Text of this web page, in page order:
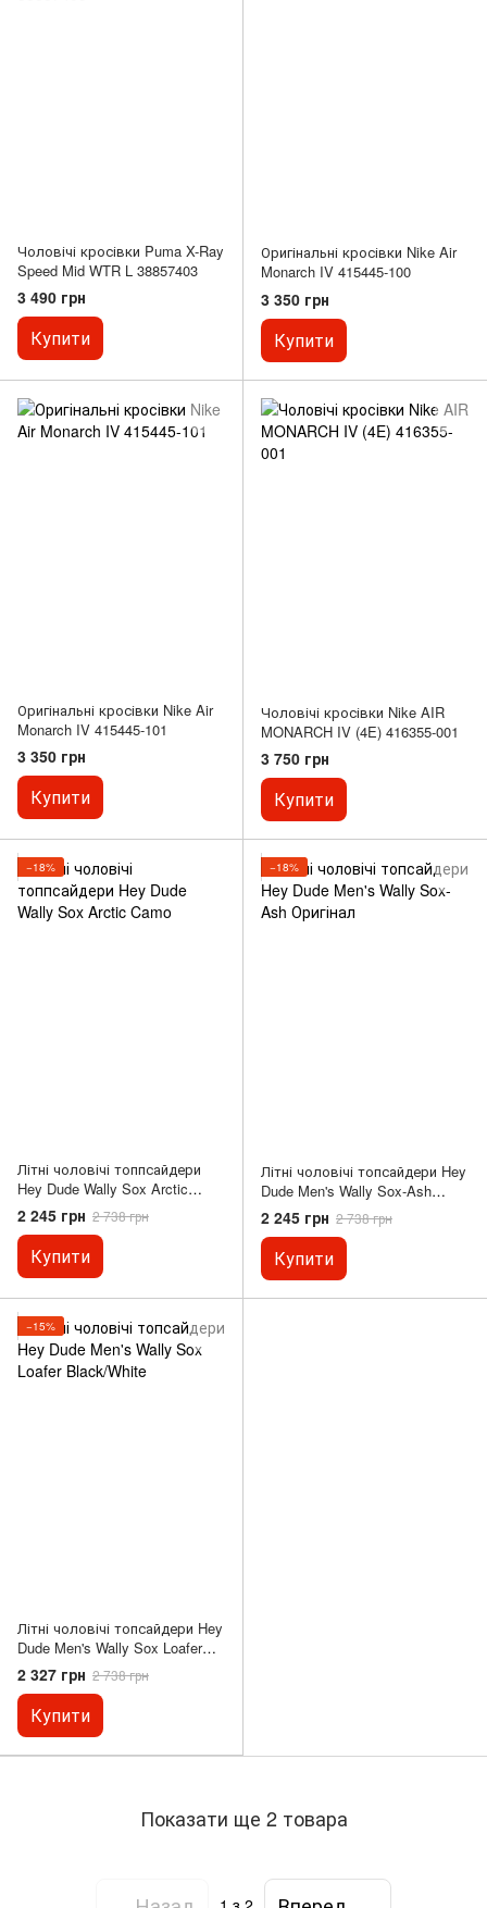
Чоловічі кросівки Puma X-Ray
Speed Mid WTR L 38857403
3 490 грн
Купити
Оригінальні кросівки Nike Air
Monarch IV 415445-100
3 350 грн
Купити
Оригінальні кросівки Nike Air
Monarch IV 415445-101
3 350 грн
Купити
Чоловічі кросівки Nike AIR
MONARCH IV (4E) 416355-001
3 750 грн
Купити
−18%
Літні чоловічі топпсайдери
Hey Dude Wally Sox Arctic
Camo
2 245 грн 2 738 грн
Купити
−18%
Літні чоловічі топсайдери Hey
Dude Men's Wally Sox-Ash
Оригінал
2 245 грн 2 738 грн
Купити
−15%
Літні чоловічі топсайдери Hey
Dude Men's Wally Sox Loafer
Black/White
2 327 грн 2 738 грн
Купити
Показати ще 2 товара